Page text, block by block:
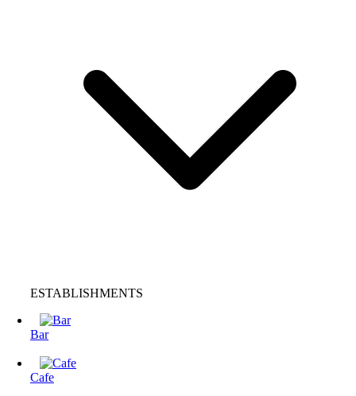
ESTABLISHMENTS
Bar
Cafe